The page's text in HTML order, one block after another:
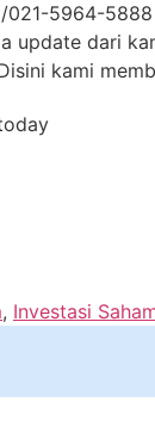
021-5964-5888
update dari
kami
, Investasi